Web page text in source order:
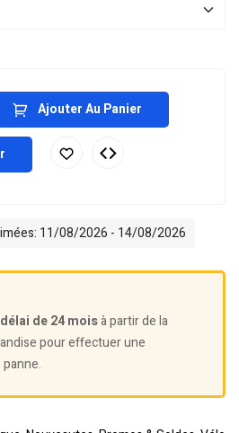
Ajouter Au Panier
11/08/2026 - 14/08/2026
de 24 moisà partir de la
pour effectuer une